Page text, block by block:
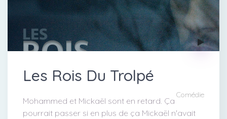
Les Rois Du Trolpé
Comédie
Mohammed et Mickaël sont en retard. Ça
pourrait passer si en plus de ça Mickaël n'avait